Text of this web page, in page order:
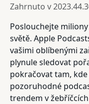
Zahrnuto v
Poslouchejte
světě. Apple
vašimi oblíbenými
plynule sledovat
pokračovat tam,
pozoruhodné
trendem v